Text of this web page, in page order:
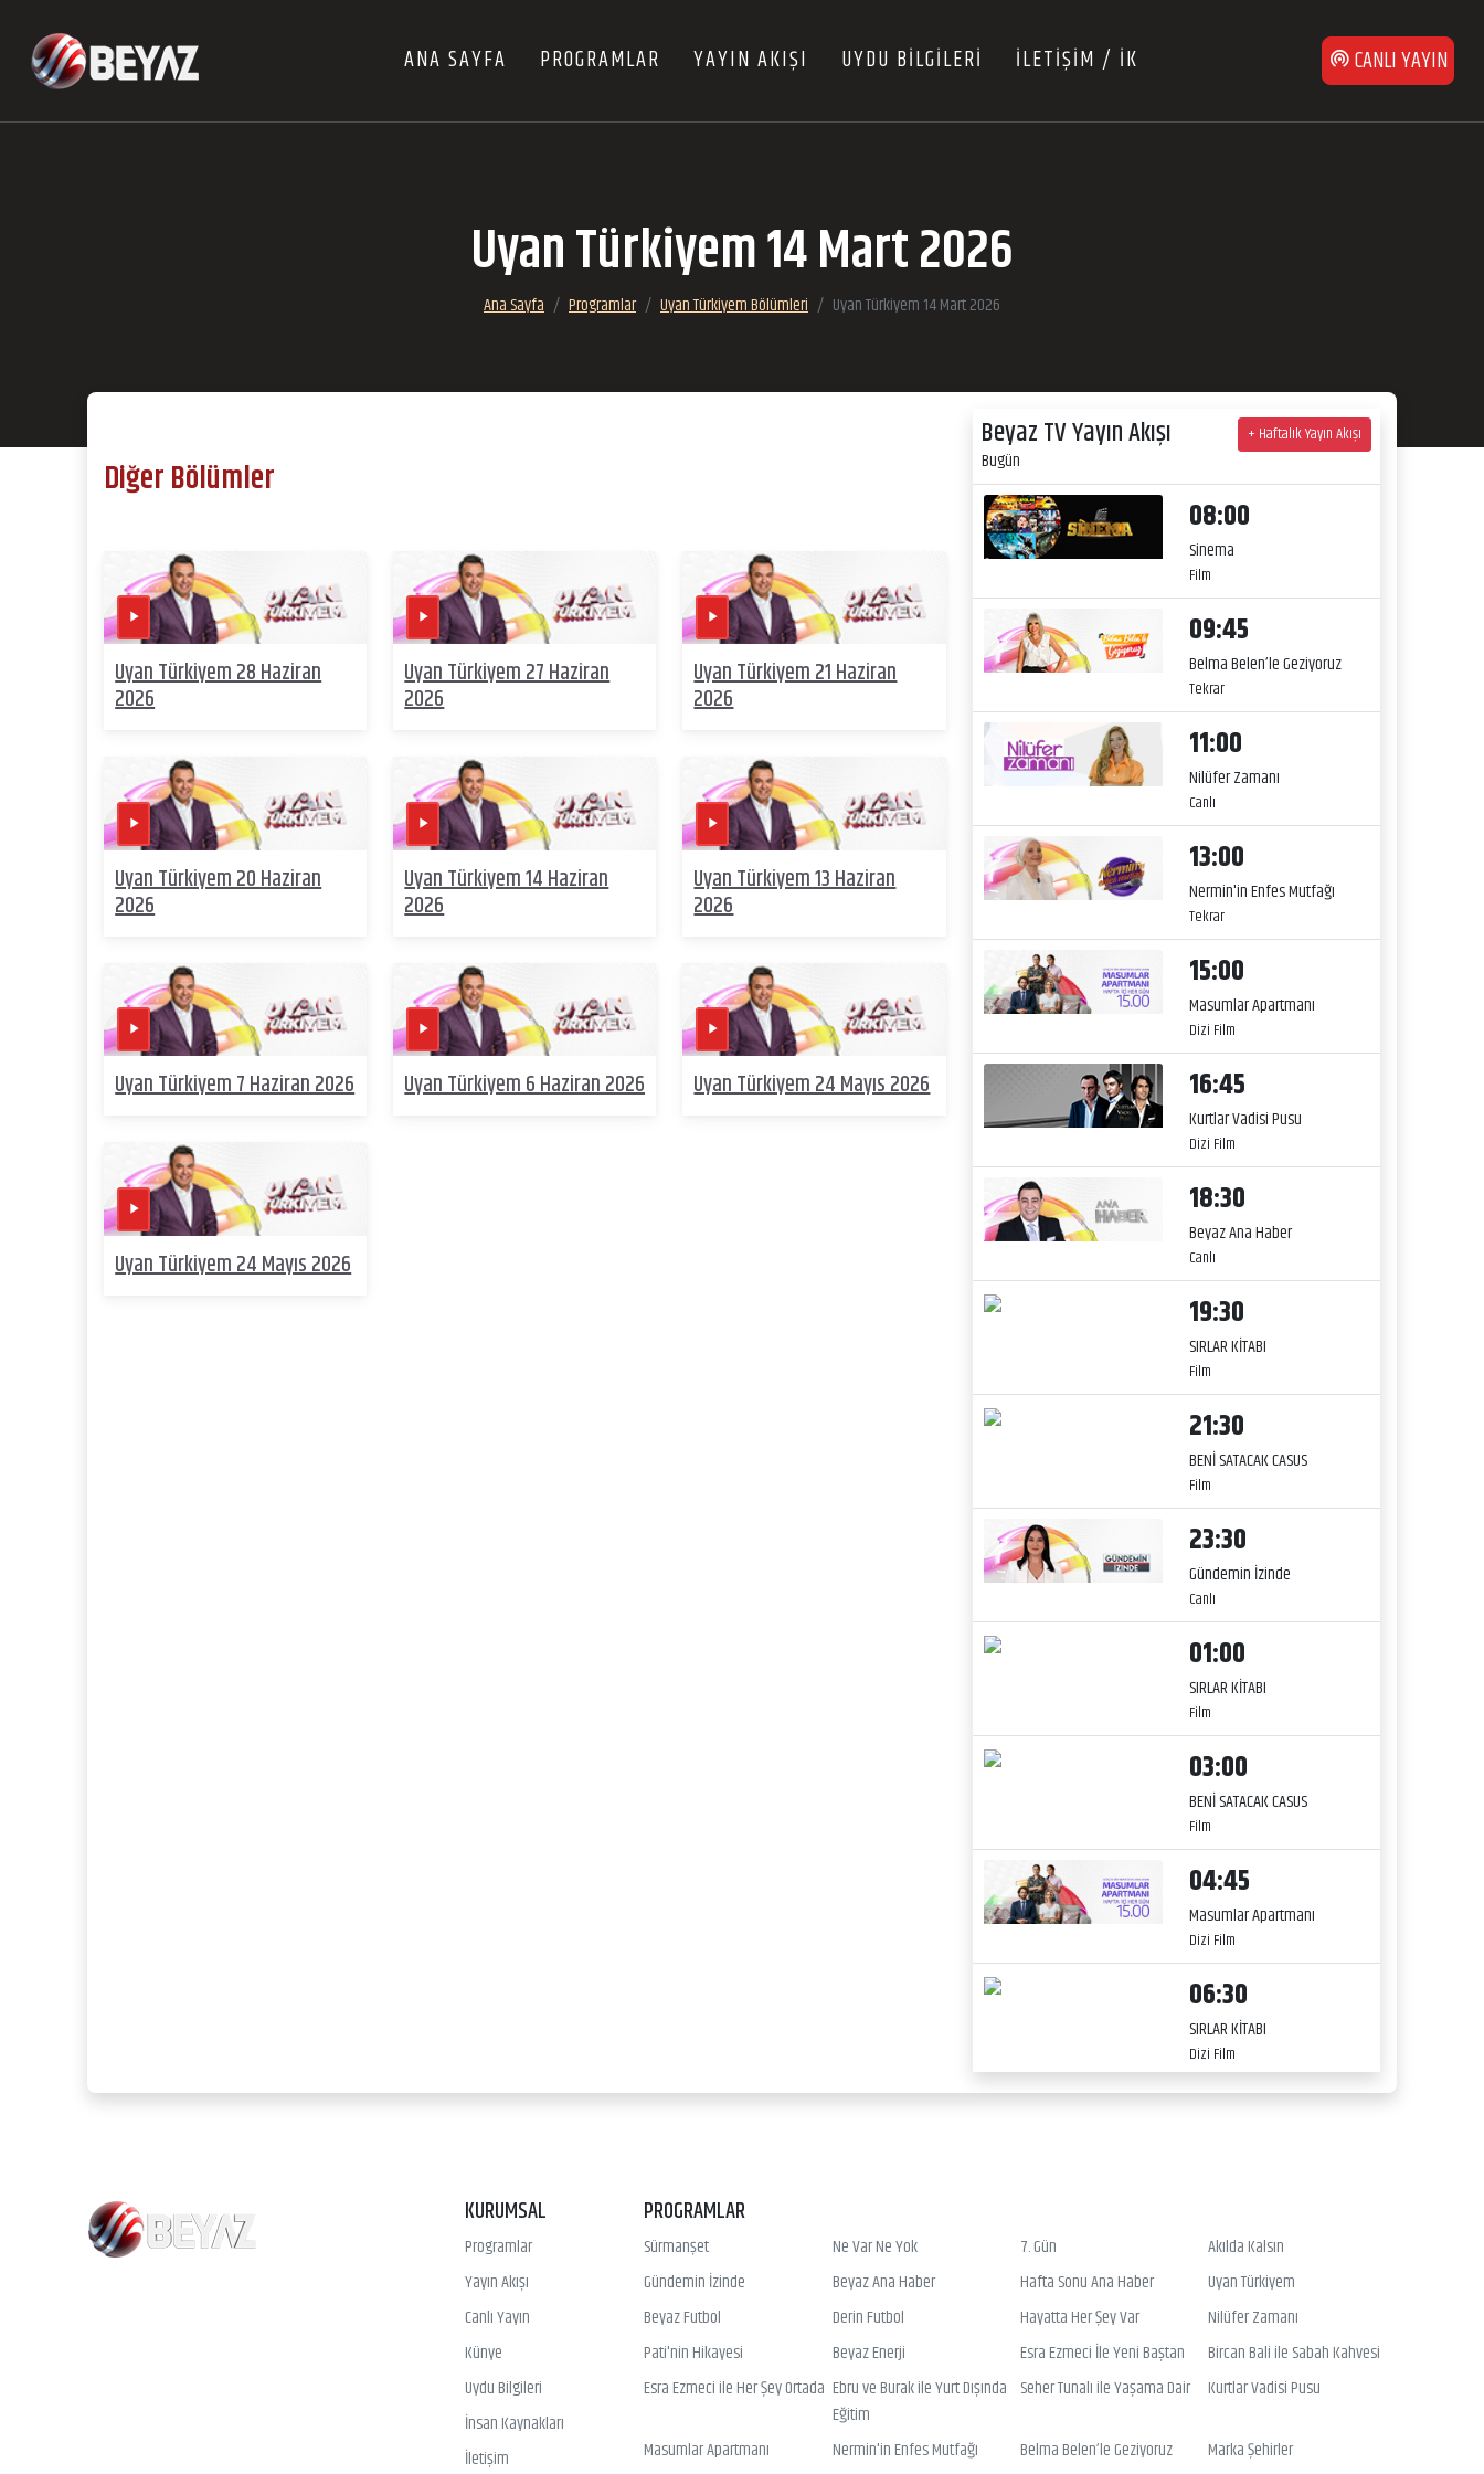
ANA SAYFA PROGRAMLAR YAYIN AKIŞI UYDU BİLGİLERİ İLETİŞİM / İK CANLI YAYIN
Uyan Türkiyem 14 Mart 2026
Ana Sayfa Programlar Uyan Türkiyem Bölümleri Uyan Türkiyem 14 Mart 2026
Diğer Bölümler
Uyan Türkiyem 28 Haziran
2026
Uyan Türkiyem 27 Haziran
2026
Uyan Türkiyem 21 Haziran
2026
Uyan Türkiyem 20 Haziran
2026
Uyan Türkiyem 14 Haziran
2026
Uyan Türkiyem 13 Haziran
2026
Uyan Türkiyem 7 Haziran 2026 Uyan Türkiyem 6 Haziran 2026 Uyan Türkiyem 24 Mayıs 2026
Uyan Türkiyem 24 Mayıs 2026
Beyaz TV Yayın Akışı
Bugün
+ Haftalık Yayın Akışı
08:00
Sinema
Film
09:45
Belma Belen’le Geziyoruz
Tekrar
11:00
Nilüfer Zamanı
Canlı
13:00
Nermin'in Enfes Mutfağı
Tekrar
15:00
Masumlar Apartmanı
Dizi Film
16:45
Kurtlar Vadisi Pusu
Dizi Film
18:30
Beyaz Ana Haber
Canlı
19:30
SIRLAR KİTABI
Film
21:30
BENİ SATACAK CASUS
Film
23:30
Gündemin İzinde
Canlı
01:00
SIRLAR KİTABI
Film
03:00
BENİ SATACAK CASUS
Film
04:45
Masumlar Apartmanı
Dizi Film
06:30
SIRLAR KİTABI
Dizi Film
KURUMSAL
Programlar
Yayın Akışı
Canlı Yayın
Künye
Uydu Bilgileri
İnsan Kaynakları
İletişim
PROGRAMLAR
Sürmanşet Ne Var Ne Yok 7. Gün
Akılda Kalsın
Gündemin İzinde
Beyaz Ana Haber Hafta Sonu Ana Haber
Uyan Türkiyem
Beyaz Futbol
Derin Futbol Hayatta Her Şey Var
Nilüfer Zamanı
Pati'nin Hikayesi
Beyaz Enerji Esra Ezmeci İle Yeni Baştan
Bircan Bali ile Sabah Kahvesi
Esra Ezmeci ile Her Şey Ortada Ebru ve Burak ile Yurt Dışında
Eğitim
Seher Tunalı ile Yaşama Dair Kurtlar Vadisi Pusu
Masumlar Apartmanı Nermin'in Enfes Mutfağı Belma Belen’le Geziyoruz
Marka Şehirler